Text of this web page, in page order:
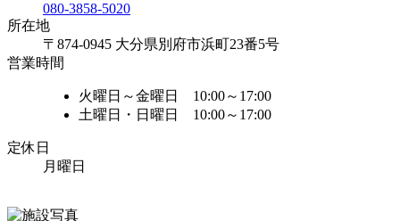
080-3858-5020
所在地
〒874-0945 大分県別府市浜町23番5号
営業時間
火曜日～金曜日 10:00～17:00
土曜日・日曜日 10:00～17:00
定休日
月曜日